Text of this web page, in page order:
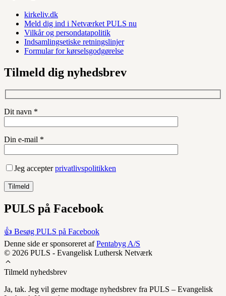
kirkeliv.dk
Meld dig ind i Netværket PULS nu
Vilkår og persondatapolitik
Indsamlingsetiske retningslinjer
Formular for kørselsgodgørelse
Tilmeld dig nyhedsbrev
Dit navn *
Din e-mail *
Jeg accepterprivatlivspolitikken
PULS på Facebook
👍 Besøg PULS på Facebook
Denne side er sponsoreret afPentabyg A/S
© 2026 PULS - Evangelisk Luthersk Netværk
Tilmeld nyhedsbrev
Ja, tak. Jeg vil gerne modtage nyhedsbrev fra PULS – Evangelisk